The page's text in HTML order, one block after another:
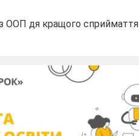
ООП дя кращого